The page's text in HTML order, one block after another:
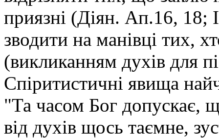
приязні (Діян. Ап.16, 18;
зводити на манівці тих,
(викликанням духів для
Спіритистичні явища
"Та часом Бог допускає,
від духів щось таємне,